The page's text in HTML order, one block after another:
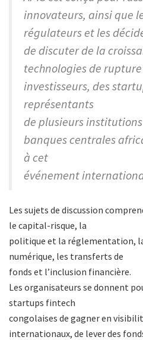
innovateurs, ainsi que
régulateurs et les
de discuter de la
technologies de
investisseurs, des
représentants
de plusieurs
banques centrales
à cet
événement
Les sujets de discussion
le capital-risque, la
politique et la réglementation,
numérique, les transferts de
fonds et l’inclusion financière.
Les organisateurs se donnent
startups fintech
congolaises de gagner en
internationaux, de lever des